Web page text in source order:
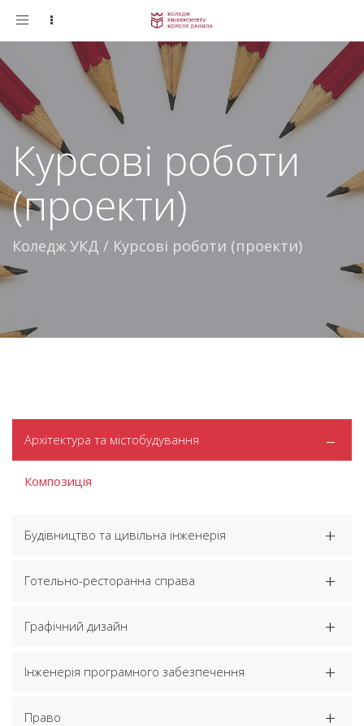
Toggle
Курсові роботи
(проекти)
Коледж УКД / Курсові роботи (проекти)
Архітектура та містобудування
Композиція
Будівництво та цивільна інженерія
Готельно-ресторанна справа
Графічний дизайн
Інженерія програмного забезпечення
Право